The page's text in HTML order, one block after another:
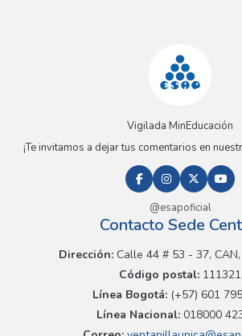
Vigilada MinEducación
¡Te invitamos a dejar tus comentarios en
@esapoficial
Contacto Sede
Dirección:Calle 44 # 53 - 37, CAN,
Código postal: 111321
Línea Bogotá:(+57) 601
Línea Nacional: 018000